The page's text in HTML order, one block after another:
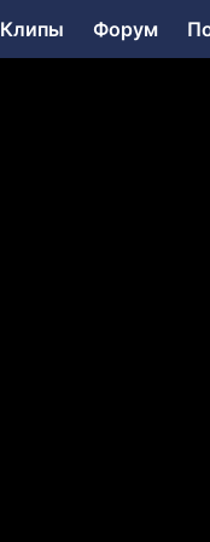
Клипы Форум